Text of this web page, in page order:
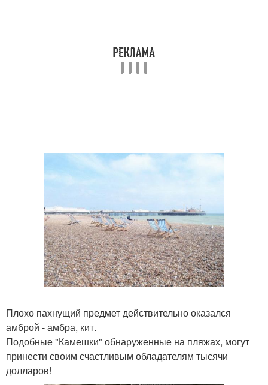
Плохо пахнущий предмет действительно оказался
амброй - амбра, кит.
Подобные "Камешки" обнаруженные на пляжах, могут
принести своим счастливым обладателям тысячи
долларов!